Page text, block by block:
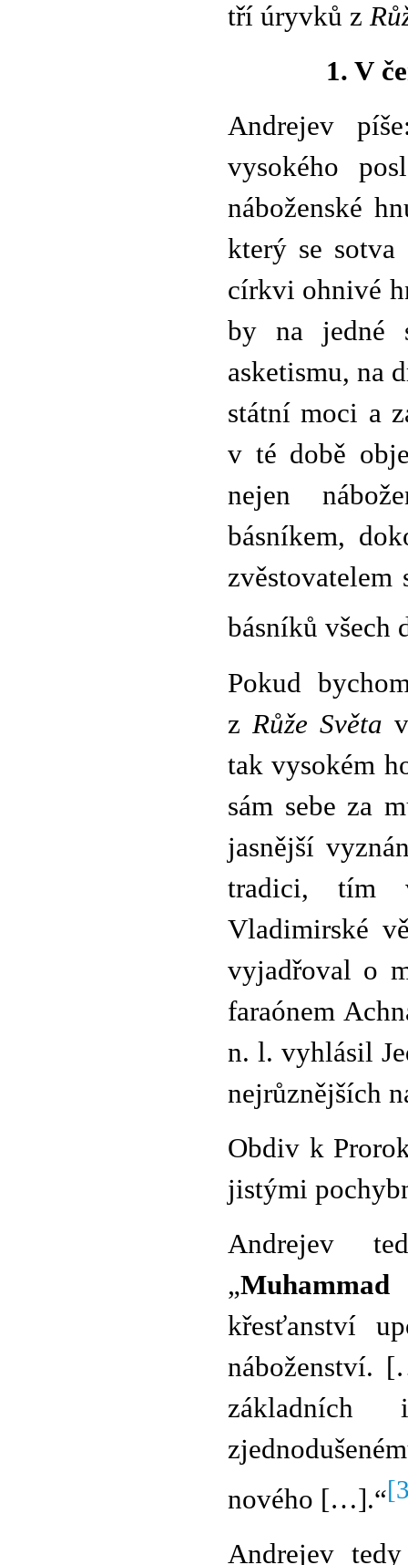
tří úryvků z
1. V
Andrejev
vysokého
náboženské
který se
církvi ohnivé
by na jedné
asketismu, na
státní moci a
v té době
nejen
básníkem,
básníků všech
Pokud
z Růže Světa
tak vysokém
sám sebe za
jasnější
tradici, tím
Vladimirské
vyjadřoval o
faraónem
n. l. vyhlásil
nejrůznějších
Obdiv k
jistými
Andrejev
„Muhammad
křesťanství
náboženství.
základních
nového […].“
Andrejev